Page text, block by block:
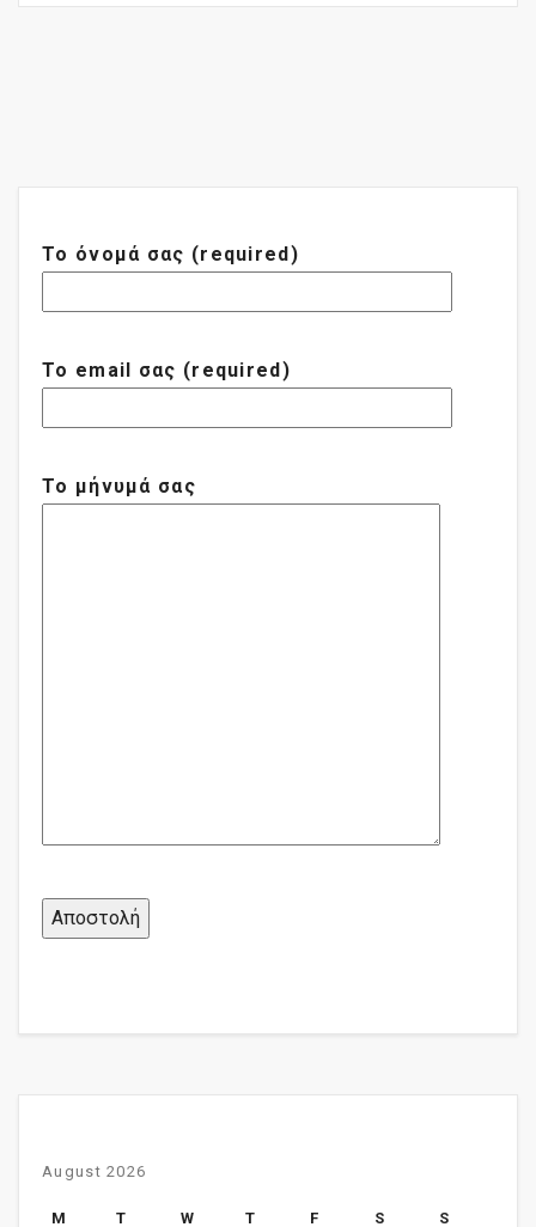
Το όνομά σας (required)
Το email σας (required)
Το μήνυμά σας
August 2026
M T W T F S S